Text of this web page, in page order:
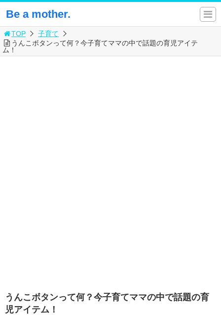
Be a mother.
TOP
子育て
うんこボタンって何？今子育てママの中で話題の育児アイテ
ム！
うんこボタンって何？今子育てママの中で話題の育
児アイテム！